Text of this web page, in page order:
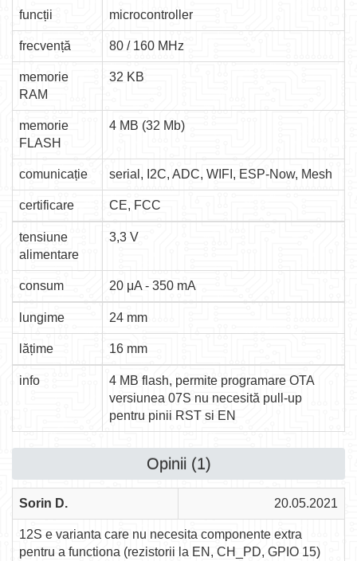
funcții microcontroller
frecvență 80 / 160 MHz
memorie
RAM
32 KB
memorie
FLASH
4 MB (32 Mb)
comunicație serial, I2C, ADC, WIFI, ESP-Now, Mesh
certificare CE, FCC
tensiune
alimentare
3,3 V
consum 20 μA - 350 mA
lungime 24 mm
lățime 16 mm
info
4 MB flash, permite programare OTA
versiunea 07S nu necesită pull-up
pentru pinii RST si EN
Opinii (1)
Sorin D. 20.05.2021
12S e varianta care nu necesita componente extra
pentru a functiona (rezistorii la EN, CH_PD, GPIO 15)